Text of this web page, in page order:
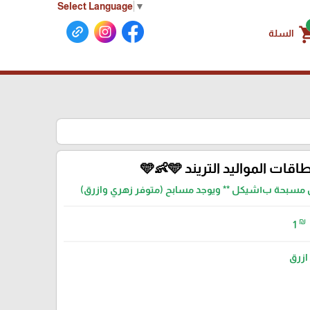
Select Language ▼
السلة
المواليد التريند 🩵👶🩵
1 ₪
ازرق